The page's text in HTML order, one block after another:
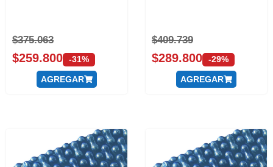
$375.063
$259.800 -31%
AGREGAR
$409.739
$289.800 -29%
AGREGAR